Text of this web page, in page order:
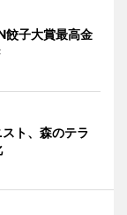
餃子大賞最高金
ト、森のテラ